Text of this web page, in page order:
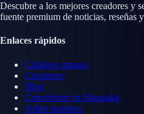
Descubre a los mejores creadores y
fuente premium de noticias, reseñas
Enlaces rápidos
Catálogo manga
Creadores
Blog
Conviértete en Mangaka
Sobre nosotros